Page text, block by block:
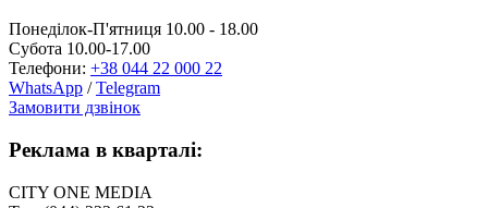
Понеділок-П'ятниця 10.00 - 18.00
Субота 10.00-17.00
Телефони: +38 044 22 000 22
WhatsApp /Telegram
Замовити дзвінок
Реклама в кварталі:
CITY ONE MEDIA